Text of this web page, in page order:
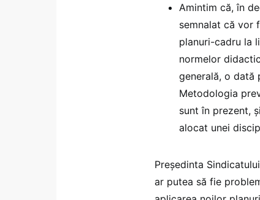
Amintim că, în
semnalat că vor
planuri-cadru la
normelor
generală, o dată
Metodologia
sunt în prezent,
alocat unei
Președinta
ar putea să fie